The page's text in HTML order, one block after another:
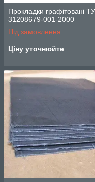
Прокладки графітовані ТУ
31208679-001-2000
Під замовлення
Ціну уточнюйте